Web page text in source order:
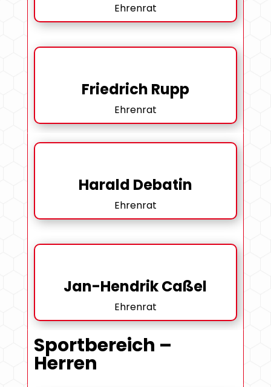
Ehrenrat
Friedrich Rupp
Ehrenrat
Harald Debatin
Ehrenrat
Jan-Hendrik Caßel
Ehrenrat
Sportbereich –
Herren